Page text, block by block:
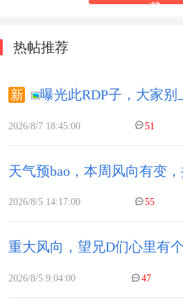
载
热帖推荐
曝光此RDP子，大家别
2026/8/7 18:45:00 51
天气预bao，本周风向有变，
2026/8/5 14:17:00 55
重大风向，望兄D们心里有
2026/8/5 9:04:00 47